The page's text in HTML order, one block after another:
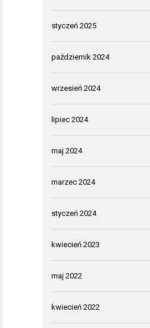
styczeń 2025
październik 2024
wrzesień 2024
lipiec 2024
maj 2024
marzec 2024
styczeń 2024
kwiecień 2023
maj 2022
kwiecień 2022